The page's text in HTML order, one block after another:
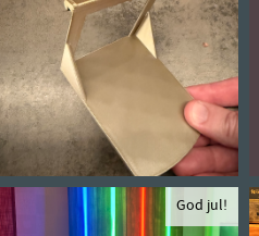
God jul!